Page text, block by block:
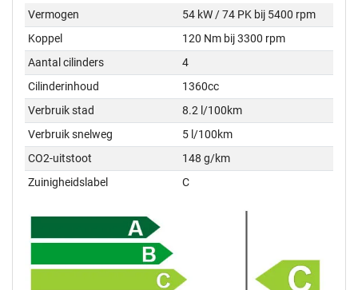
Vermogen
54 kW / 74 PK bij 5400 rpm
Koppel
120 Nm bij 3300 rpm
Aantal cilinders
4
Cilinderinhoud
1360cc
Verbruik stad
8.2 l/100km
Verbruik snelweg
5 l/100km
CO2-uitstoot
148 g/km
Zuinigheidslabel
C